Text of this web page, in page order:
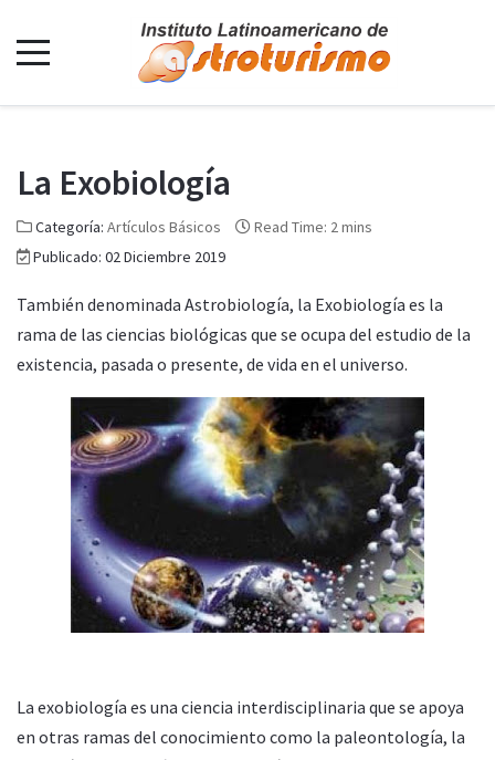
La Exobiología
Categoría: Artículos Básicos
Read Time: 2 mins
Publicado: 02 Diciembre 2019
También denominada Astrobiología, la Exobiología es la
rama de las ciencias biológicas que se ocupa del estudio de la
existencia, pasada o presente, de vida en el universo.
La exobiología es una ciencia interdisciplinaria que se apoya
en otras ramas del conocimiento como la paleontología, la